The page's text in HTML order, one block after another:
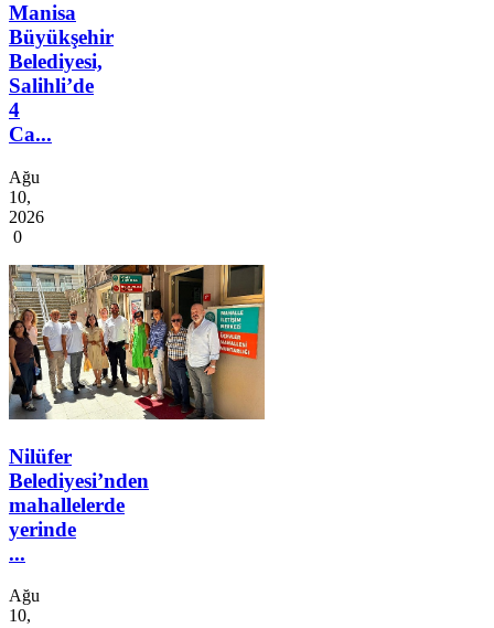
Manisa
Büyükşehir
Belediyesi,
Salihli’de
4
Ca...
Ağu
10,
2026
0
Nilüfer
Belediyesi’nden
mahallelerde
yerinde
...
Ağu
10,